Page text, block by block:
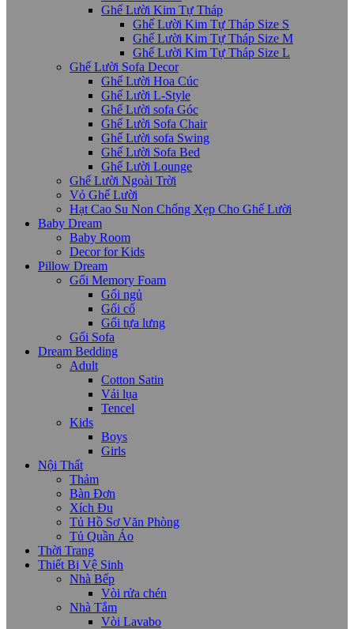
Ghế Lười Kim Tự Tháp
Ghế Lười Kim Tự Tháp Size S
Ghế Lười Kim Tự Tháp Size M
Ghế Lười Kim Tự Tháp Size L
Ghế Lười Sofa Decor
Ghế Lười Hoa Cúc
Ghế Lười L-Style
Ghế Lười sofa Góc
Ghế Lười Sofa Chair
Ghế Lười sofa Swing
Ghế Lười Sofa Bed
Ghế Lười Lounge
Ghế Lười Ngoài Trời
Vỏ Ghế Lười
Hạt Cao Su Non Chống Xẹp Cho Ghế Lười
Baby Dream
Baby Room
Decor for Kids
Pillow Dream
Gối Memory Foam
Gối ngủ
Gối cổ
Gối tựa lưng
Gối Sofa
Dream Bedding
Adult
Cotton Satin
Vải lụa
Tencel
Kids
Boys
Girls
Nội Thất
Thảm
Bàn Đơn
Xích Đu
Tủ Hồ Sơ Văn Phòng
Tủ Quần Áo
Thời Trang
Thiết Bị Vệ Sinh
Nhà Bếp
Vòi rửa chén
Nhà Tắm
Vòi Lavabo